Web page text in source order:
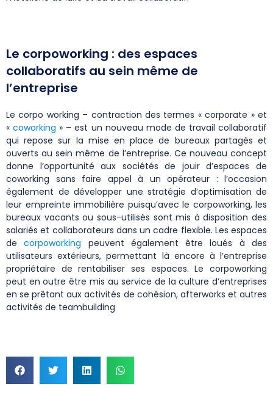
Le corpoworking : des espaces
collaboratifs au sein même de
l’entreprise
Le corpo working – contraction des termes « corporate » et
«coworking » – est un nouveau mode de travail collaboratif
qui repose sur la mise en place de bureaux partagés et
ouverts au sein même de l’entreprise. Ce nouveau concept
donne l’opportunité aux sociétés de jouir d’espaces de
coworking sans faire appel à un opérateur : l’occasion
également de développer une stratégie d’optimisation de
leur empreinte immobilière puisqu’avec le corpoworking, les
bureaux vacants ou sous-utilisés sont mis à disposition des
salariés et collaborateurs dans un cadre flexible. Les espaces
decorpoworking peuvent également être loués à des
utilisateurs extérieurs, permettant là encore à l’entreprise
propriétaire de rentabiliser ses espaces. Le corpoworking
peut en outre être mis au service de la culture d’entreprises
en se prêtant aux activités de cohésion, afterworks et autres
activités de teambuilding